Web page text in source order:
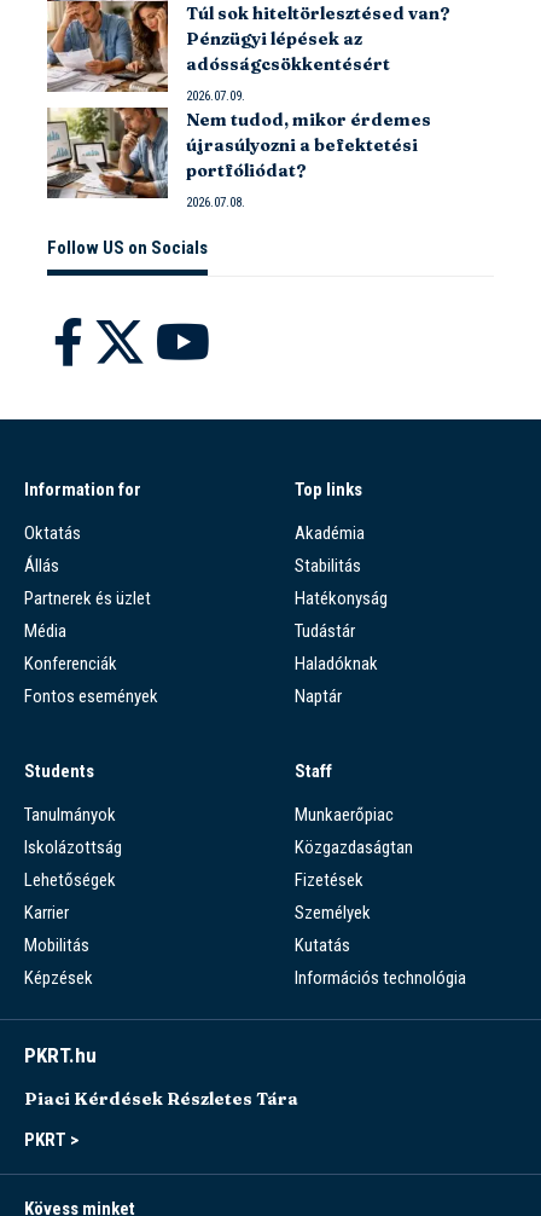
Túl sok hiteltörlesztésed van?
Pénzügyi lépések az
adósságcsökkentésért
2026.07.09.
Nem tudod, mikor érdemes
újrasúlyozni a befektetési
portfóliódat?
2026.07.08.
Follow US on Socials
Information for
Oktatás
Állás
Partnerek és üzlet
Média
Konferenciák
Fontos események
Top links
Akadémia
Stabilitás
Hatékonyság
Tudástár
Haladóknak
Naptár
Students
Tanulmányok
Iskolázottság
Lehetőségek
Karrier
Mobilitás
Képzések
Staff
Munkaerőpiac
Közgazdaságtan
Fizetések
Személyek
Kutatás
Információs technológia
PKRT.hu
Piaci Kérdések Részletes Tára
PKRT >
Kövess minket